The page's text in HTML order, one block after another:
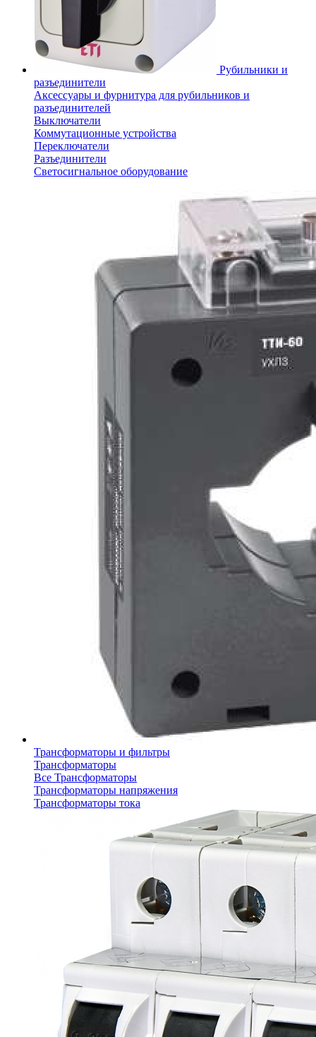
Рубильники и
разъединители
Аксессуары и фурнитура для рубильников и
разъединителей
Выключатели
Коммутационные устройства
Переключатели
Разъединители
Светосигнальное оборудование
Трансформаторы и фильтры
Трансформаторы
Все Трансформаторы
Трансформаторы напряжения
Трансформаторы тока